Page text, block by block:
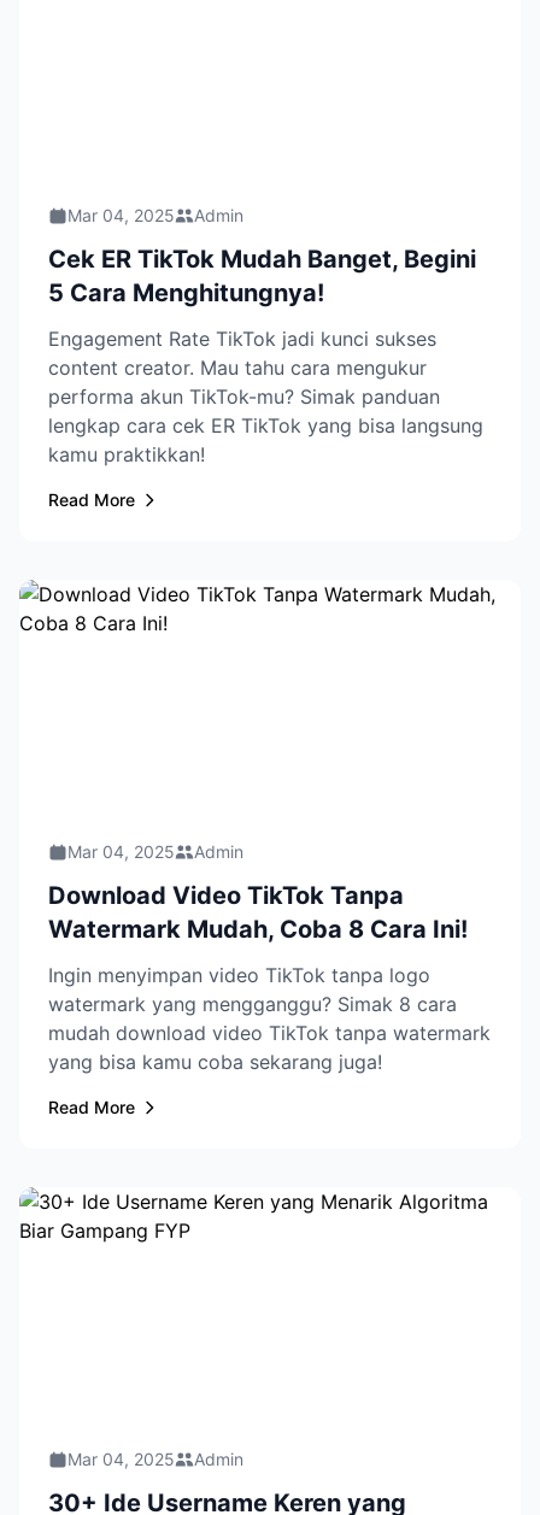
Mar 04, 2025 Admin
Cek ER TikTok Mudah Banget, Begini
5 Cara Menghitungnya!
Engagement Rate TikTok jadi kunci sukses
content creator. Mau tahu cara mengukur
performa akun TikTok-mu? Simak panduan
lengkap cara cek ER TikTok yang bisa langsung
kamu praktikkan!
Read More
Mar 04, 2025 Admin
Download Video TikTok Tanpa
Watermark Mudah, Coba 8 Cara Ini!
Ingin menyimpan video TikTok tanpa logo
watermark yang mengganggu? Simak 8 cara
mudah download video TikTok tanpa watermark
yang bisa kamu coba sekarang juga!
Read More
Mar 04, 2025 Admin
30+ Ide Username Keren yang